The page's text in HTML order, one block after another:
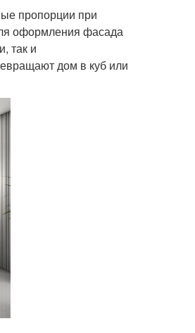
пропорции при
оформления фасада
так и
дом в куб или